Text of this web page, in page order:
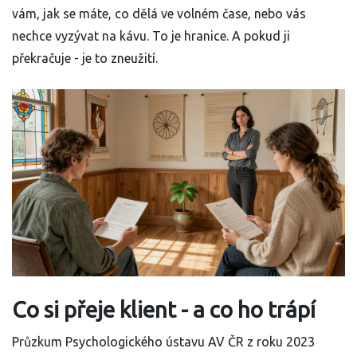
vám, jak se máte, co dělá ve volném čase, nebo vás
nechce vyzývat na kávu. To je hranice. A pokud ji
překračuje - je to zneužití.
Co si přeje klient - a co ho trápí
Průzkum Psychologického ústavu AV ČR z roku 2023